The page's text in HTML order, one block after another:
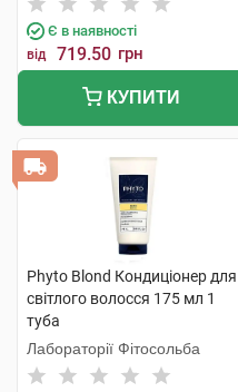
Є в наявності
від 719.50 грн
КУПИТИ
Phyto Blond Кондиціонер для
світлого волосся 175 мл 1
туба
Лабораторії Фітосольба